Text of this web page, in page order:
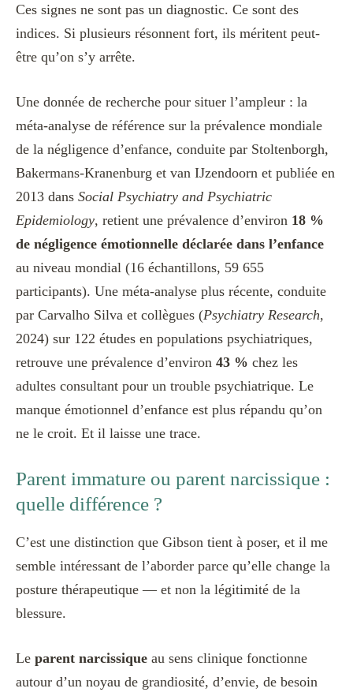
Ces signes ne sont pas un diagnostic. Ce sont des
indices. Si plusieurs résonnent fort, ils méritent peut-
être qu’on s’y arrête.
Une donnée de recherche pour situer l’ampleur : la
méta-analyse de référence sur la prévalence mondiale
de la négligence d’enfance, conduite par Stoltenborgh,
Bakermans-Kranenburg et van IJzendoorn et publiée en
2013 dans Social Psychiatry and Psychiatric
Epidemiology, retient une prévalence d’environ 18 %
de négligence émotionnelle déclarée dans l’enfance
au niveau mondial (16 échantillons, 59 655
participants). Une méta-analyse plus récente, conduite
par Carvalho Silva et collègues (Psychiatry Research,
2024) sur 122 études en populations psychiatriques,
retrouve une prévalence d’environ 43 % chez les
adultes consultant pour un trouble psychiatrique. Le
manque émotionnel d’enfance est plus répandu qu’on
ne le croit. Et il laisse une trace.
Parent immature ou parent narcissique :
quelle différence ?
C’est une distinction que Gibson tient à poser, et il me
semble intéressant de l’aborder parce qu’elle change la
posture thérapeutique — et non la légitimité de la
blessure.
Le parent narcissique au sens clinique fonctionne
autour d’un noyau de grandiosité, d’envie, de besoin